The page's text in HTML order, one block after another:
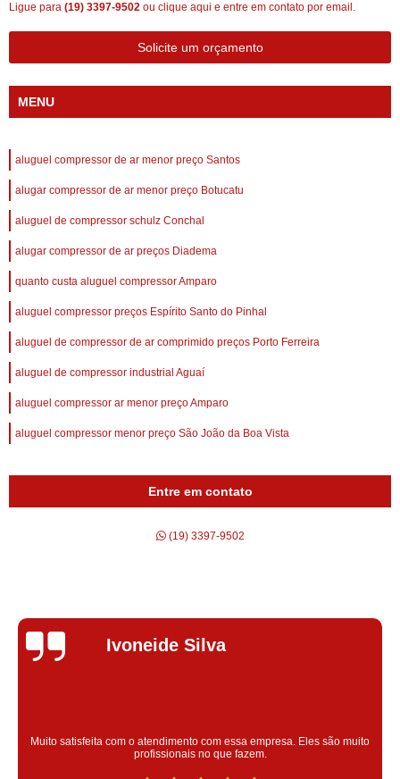
Ligue para (19) 3397-9502 ou clique aqui e entre em contato por email.
Solicite um orçamento
MENU
aluguel compressor de ar menor preço Santos
alugar compressor de ar menor preço Botucatu
aluguel de compressor schulz Conchal
alugar compressor de ar preços Diadema
quanto custa aluguel compressor Amparo
aluguel compressor preços Espírito Santo do Pinhal
aluguel de compressor de ar comprimido preços Porto Ferreira
aluguel de compressor industrial Aguaí
aluguel compressor ar menor preço Amparo
aluguel compressor menor preço São João da Boa Vista
Entre em contato
(19) 3397-9502
Silvana Alves
Super satisfeita com o serviço prestado, atendimento muito bom!
colaoradores educado e transparente, destaque para o colaborador
Claudinei excelente profissional!